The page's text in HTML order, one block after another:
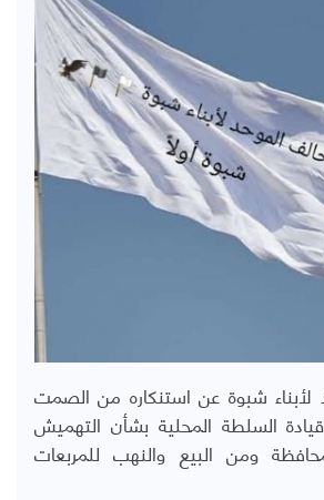
لأبناء شبوة عن استنكاره من الصمت
السلطة المحلية بشأن التهميش
ومن البيع والنهب للمربعات